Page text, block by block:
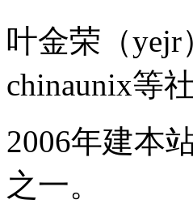
叶金荣（
chinaunix等社
2006年建本
之一。